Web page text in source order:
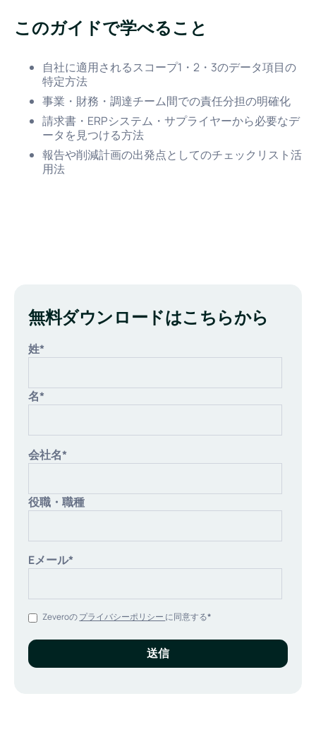
このガイドで学べること
自社に適用されるスコープ1・2・3のデータ項目の
特定方法
事業・財務・調達チーム間での責任分担の明確化
請求書・ERPシステム・サプライヤーから必要なデ
ータを見つける方法
報告や削減計画の出発点としてのチェックリスト活
用法
無料ダウンロードはこちらから
姓*
名*
会社名*
役職・職種
Eメール*
Zeveroのプライバシーポリシー に同意する*